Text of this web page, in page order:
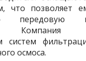
что позволяет
передовую
Компания
систем
осмоса.